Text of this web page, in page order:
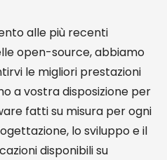
alle più recenti
open-source, abbiamo
le migliori prestazioni
a vostra disposizione per
fatti su misura per ogni
lo sviluppo e il
disponibili su